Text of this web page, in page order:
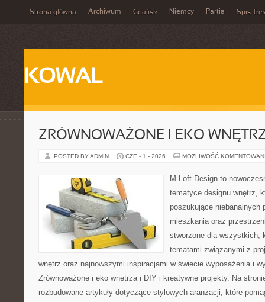
Strona główna Archiwum Gdańsk Niemcy Partia Spis
KOWAL
ZRÓWNOWAŻONE I EKO
POSTED BY ADMIN CZE - 1 - 2026 MOŻLIWOŚĆ
M-Loft Design to
tematyce designu wnętrz,
poszukujące niebanalnych
mieszkania oraz
stworzone dla wszystkich,
tematami związanymi z
wnętrz oraz najnowszymi inspiracjami w świecie wyposażenia i
Zrównoważone i eko wnętrza i DIY i kreatywne projekty. Na
rozbudowane artykuły dotyczące stylowych aranżacji, które